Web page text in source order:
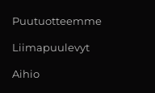
Puutuotteemme
Liimapuulevyt
Aihio